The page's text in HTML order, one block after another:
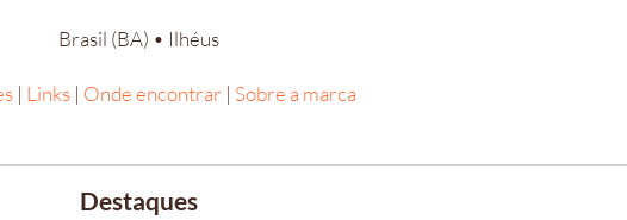
Brasil (BA) • Ilhéus
| Links| Onde encontrar| Sobre a marca
Destaques